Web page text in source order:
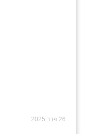
26 פבר 2025